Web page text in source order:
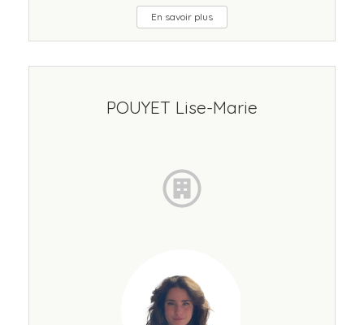
En savoir plus
POUYET Lise-Marie